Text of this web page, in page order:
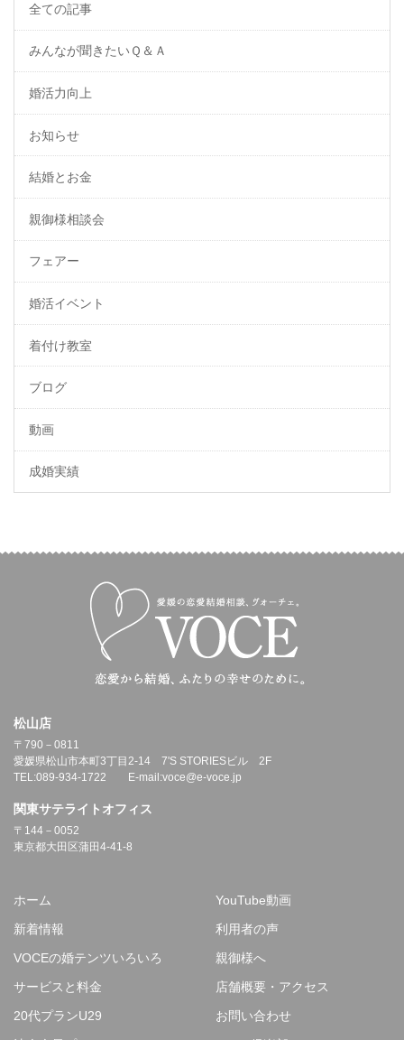
全ての記事
みんなが聞きたいＱ＆Ａ
婚活力向上
お知らせ
結婚とお金
親御様相談会
フェアー
婚活イベント
着付け教室
ブログ
動画
成婚実績
松山店
〒790－0811
愛媛県松山市本町3丁目2-14 7'S STORIESビル 2F
TEL:089-934-1722 E-mail:voce@e-voce.jp
関東サテライトオフィス
〒144－0052
東京都大田区蒲田4-41-8
ホーム
新着情報
VOCEの婚テンツいろいろ
サービスと料金
20代プランU29
YouTube動画
利用者の声
親御様へ
店舗概要・アクセス
お問い合わせ